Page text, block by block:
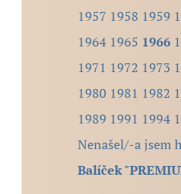
1957 1958 1959
1964 1965 1966
1971 1972 1973
1980 1981 1982
1989 1991 1994
Nenašel/-a jsem
Balíček